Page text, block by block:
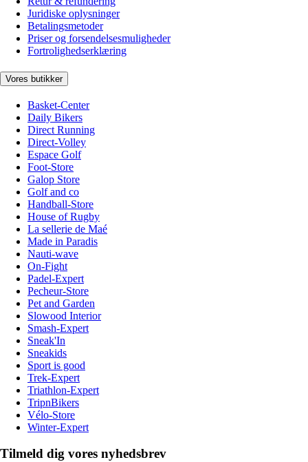
Juridiske oplysninger
Betalingsmetoder
Priser og forsendelsesmuligheder
Fortrolighedserklæring
Vores butikker
Basket-Center
Daily Bikers
Direct Running
Direct-Volley
Espace Golf
Foot-Store
Galop Store
Golf and co
Handball-Store
House of Rugby
La sellerie de Maé
Made in Paradis
Nauti-wave
On-Fight
Padel-Expert
Pecheur-Store
Pet and Garden
Slowood Interior
Smash-Expert
Sneak'In
Sneakids
Sport is good
Trek-Expert
Triathlon-Expert
TripnBikers
Vélo-Store
Winter-Expert
Tilmeld dig vores nyhedsbrev